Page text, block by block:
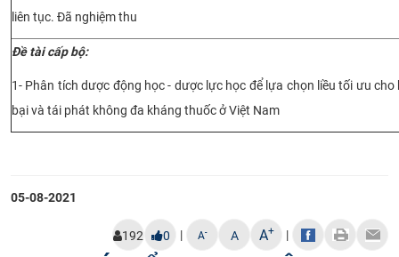
liên tục. Đã nghiệm thu
Đề tài cấp bộ:
1- Phân tích dược động học - dược lực học để lựa chọn liều tối ưu
bại và tái phát không đa kháng thuốc ở Việt Nam
05-08-2021
192 0 | A- A A+ |